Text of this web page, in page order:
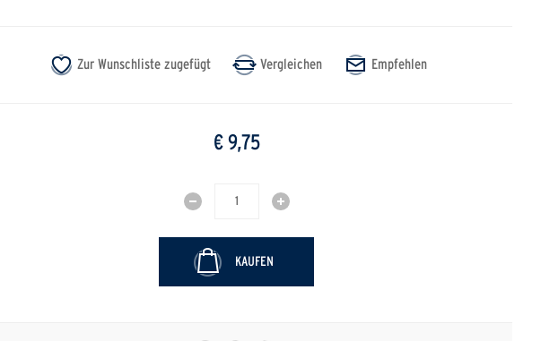
€ 9,75
KAUFEN